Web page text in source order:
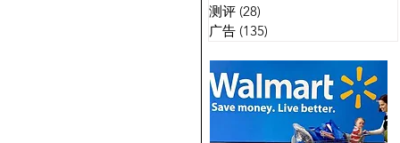
测评 (28)
广告 (135)